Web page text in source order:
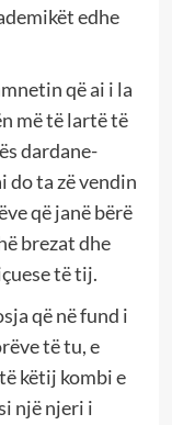
edhe
që ai i la
më të lartë të
dardane-
do ta zë vendin
që janë bërë
brezat dhe
të tij.
që në fund i
të tu, e
këtij kombi e
një njeri i